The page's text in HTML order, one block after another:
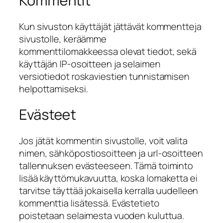
Kun sivuston käyttäjät jättävät kommentteja
sivustolle, keräämme
kommenttilomakkeessa olevat tiedot, sekä
käyttäjän IP-osoitteen ja selaimen
versiotiedot roskaviestien tunnistamisen
helpottamiseksi.
Evästeet
Jos jätät kommentin sivustolle, voit valita
nimen, sähköpostiosoitteen ja url-osoitteen
tallennuksen evästeeseen. Tämä toiminto
lisää käyttömukavuutta, koska lomaketta ei
tarvitse täyttää jokaisella kerralla uudelleen
kommenttia lisätessä. Evästetieto
poistetaan selaimesta vuoden kuluttua.